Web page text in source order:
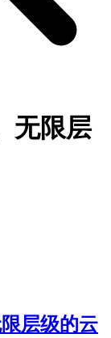
无限层
层级的云